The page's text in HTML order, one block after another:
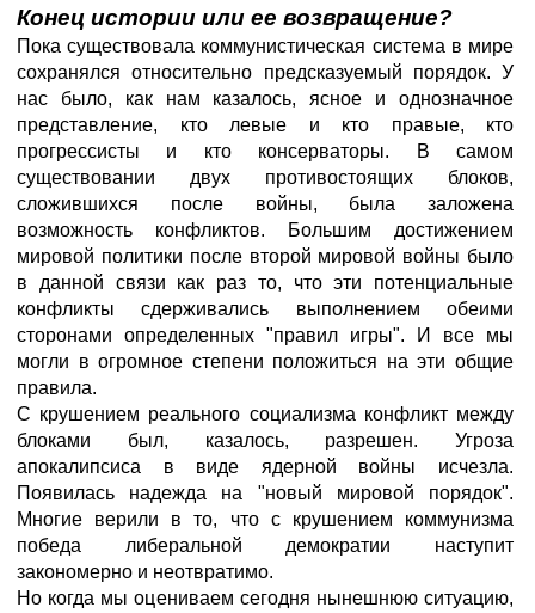
Конец истории или ее возвращение?
Пока существовала коммунистическая система в мире
сохранялся относительно предсказуемый порядок. У
нас было, как нам казалось, ясное и однозначное
представление, кто левые и кто правые, кто
прогрессисты и кто консерваторы. В самом
существовании двух противостоящих блоков,
сложившихся после войны, была заложена
возможность конфликтов. Большим достижением
мировой политики после второй мировой войны было
в данной связи как раз то, что эти потенциальные
конфликты сдерживались выполнением обеими
сторонами определенных "правил игры". И все мы
могли в огромное степени положиться на эти общие
правила.
С крушением реального социализма конфликт между
блоками был, казалось, разрешен. Угроза
апокалипсиса в виде ядерной войны исчезла.
Появилась надежда на "новый мировой порядок".
Многие верили в то, что с крушением коммунизма
победа либеральной демократии наступит
закономерно и неотвратимо.
Но когда мы оцениваем сегодня нынешнюю ситуацию,